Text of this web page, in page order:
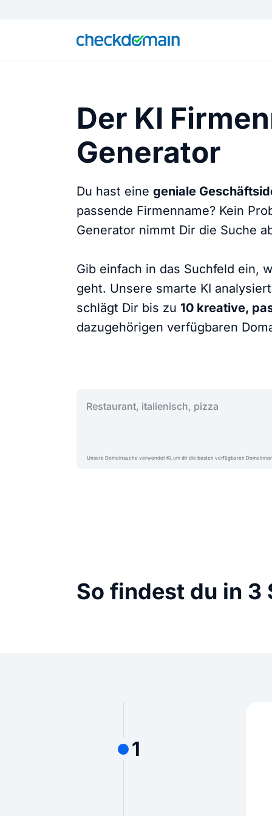
Der KI
Generator
Du hast eine geniale
passende Firmenname? Kein
Generator nimmt Dir die Suche
Gib einfach in das Suchfeld ein,
geht. Unsere smarte KI
schlägt Dir bis zu 10 kreative,
dazugehörigen verfügbaren
Unsere Domainsuche verwendet KI, um dir die besten verfügbaren
So findest du in 3
1